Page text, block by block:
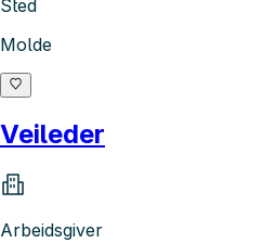
Sted
Molde
Veileder
Arbeidsgiver